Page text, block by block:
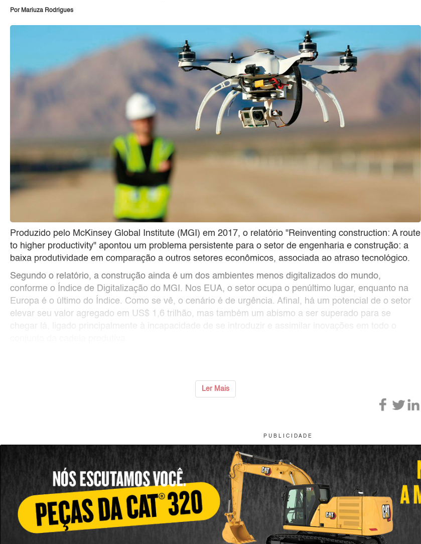
Por Mariuza Rodrigues
Produzido pelo McKinsey Global Institute (MGI) em 2017, o relatório "Reinventing construction: A route
to higher productivity" apontou um problema persistente para o setor de engenharia e construção: a
baixa produtividade em comparação a outros setores econômicos, associada ao atraso tecnológico.
Segundo o relatório, a construção ainda é um dos ambientes menos digitalizados do mundo,
conforme o Índice de Digitalização do MGI. Nos EUA, o setor ocupa o penúltimo lugar, enquanto na
Europa é o último do Índice. Como se vê, o cenário é de urgência. Afinal, há um potencial de o setor
elevar seu valor agregado em US$ 1,6 trilhão, mas também um abismo a ser superado para se
Ler Mais
P U B L I C I D A D E